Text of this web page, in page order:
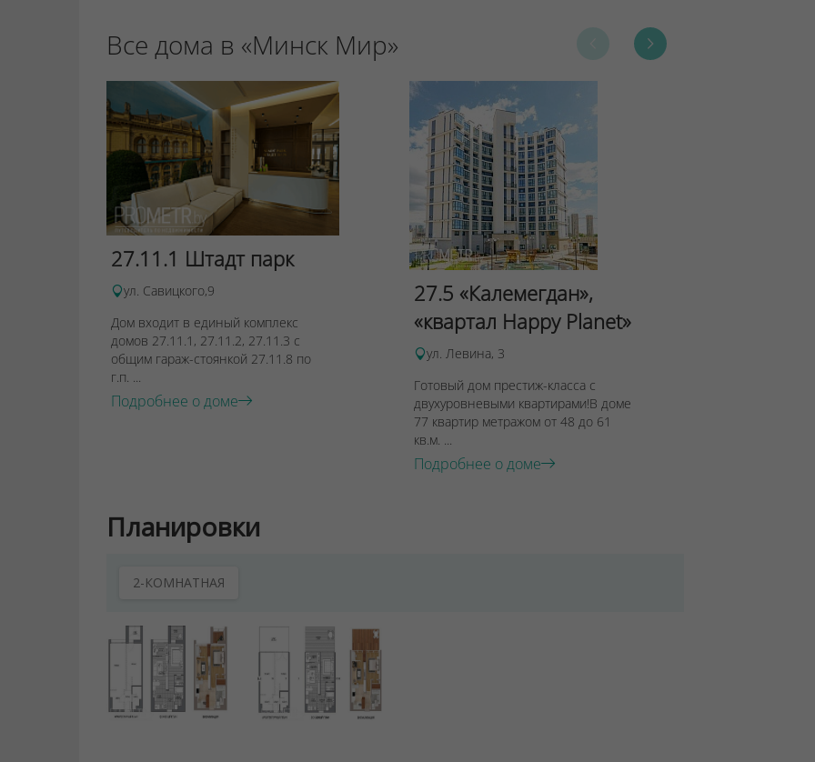
Все дома в «Минск Мир»
27.11.1 Штадт парк
ул. Савицкого,9
Дом входит в единый комплекс
домов 27.11.1, 27.11.2, 27.11.3 с
общим гараж-стоянкой 27.11.8 по
г.п. ...
Подробнее о доме
27.5 «Калемегдан»,
«квартал Happy Planet»
ул. Левина, 3
Готовый дом престиж-класса с
двухуровневыми квартирами!В доме
77 квартир метражом от 48 до 61
кв.м. ...
Подробнее о доме
Планировки
2-КОМНАТНАЯ